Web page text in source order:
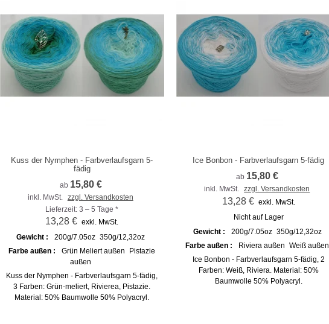
Zum Vergleich hinzufügen
Kuss der Nymphen - Farbverlaufsgarn 5-
fädig
ab 15,80 €
inkl. MwSt. zzgl. Versandkosten
Lieferzeit: 3 – 5 Tage *
13,28 € exkl. MwSt.
Gewicht :
200g/7.05oz 350g/12,32oz
Farbe außen :
Grün Meliert außen
Pistazie
außen
Kuss der Nymphen - Farbverlaufsgarn 5-fädig,
3 Farben: Grün-meliert, Rivierea, Pistazie.
Material: 50% Baumwolle 50% Polyacryl.
Zum Vergleich hinzufügen
Ice Bonbon - Farbverlaufsgarn 5-fädig
ab 15,80 €
inkl. MwSt. zzgl. Versandkosten
13,28 € exkl. MwSt.
Nicht auf Lager
Gewicht :
200g/7.05oz 350g/12,32oz
Farbe außen :
Riviera außen Weiß außen
Ice Bonbon - Farbverlaufsgarn 5-fädig, 2
Farben: Weiß, Riviera. Material: 50%
Baumwolle 50% Polyacryl.